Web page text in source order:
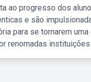
ao progresso dos
e são
para se tornarem
renomadas